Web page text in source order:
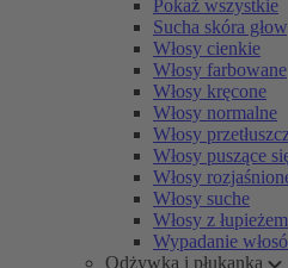
Pokaż wszystkie
Sucha skóra
Włosy cienkie
Włosy farbowane
Włosy kręcone
Włosy normalne
Włosy
Włosy puszące
Włosy
Włosy suche
Włosy z łupieżem
Wypadanie
Odżywka i płukanka